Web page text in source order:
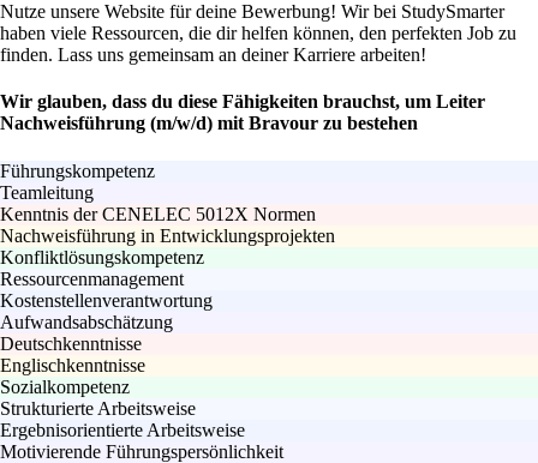
Nutze unsere Website für deine Bewerbung! Wir bei StudySmarter
haben viele Ressourcen, die dir helfen können, den perfekten Job zu
finden. Lass uns gemeinsam an deiner Karriere arbeiten!
Wir glauben, dass du diese Fähigkeiten brauchst, um Leiter
Nachweisführung (m/w/d) mit Bravour zu bestehen
Führungskompetenz
Teamleitung
Kenntnis der CENELEC 5012X Normen
Nachweisführung in Entwicklungsprojekten
Konfliktlösungskompetenz
Ressourcenmanagement
Kostenstellenverantwortung
Aufwandsabschätzung
Deutschkenntnisse
Englischkenntnisse
Sozialkompetenz
Strukturierte Arbeitsweise
Ergebnisorientierte Arbeitsweise
Motivierende Führungspersönlichkeit